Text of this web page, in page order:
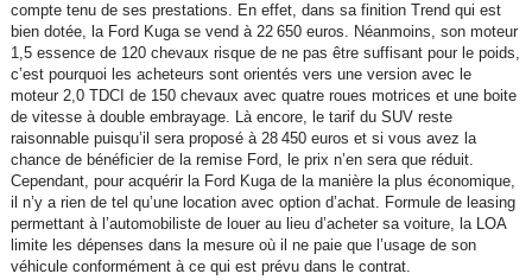
compte tenu de ses prestations. En effet, dans sa finition Trend qui est
bien dotée, la Ford Kuga se vend à 22 650 euros. Néanmoins, son moteur
1,5 essence de 120 chevaux risque de ne pas être suffisant pour le poids,
c’est pourquoi les acheteurs sont orientés vers une version avec le
moteur 2,0 TDCI de 150 chevaux avec quatre roues motrices et une boite
de vitesse à double embrayage. Là encore, le tarif du SUV reste
raisonnable puisqu’il sera proposé à 28 450 euros et si vous avez la
chance de bénéficier de la remise Ford, le prix n’en sera que réduit.
Cependant, pour acquérir la Ford Kuga de la manière la plus économique,
il n’y a rien de tel qu’une location avec option d’achat. Formule de leasing
permettant à l’automobiliste de louer au lieu d’acheter sa voiture, la LOA
limite les dépenses dans la mesure où il ne paie que l’usage de son
véhicule conformément à ce qui est prévu dans le contrat.